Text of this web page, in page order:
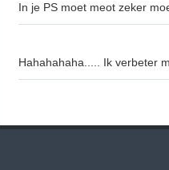
In je PS moet meot zeker
Hahahahaha..... Ik verbeter